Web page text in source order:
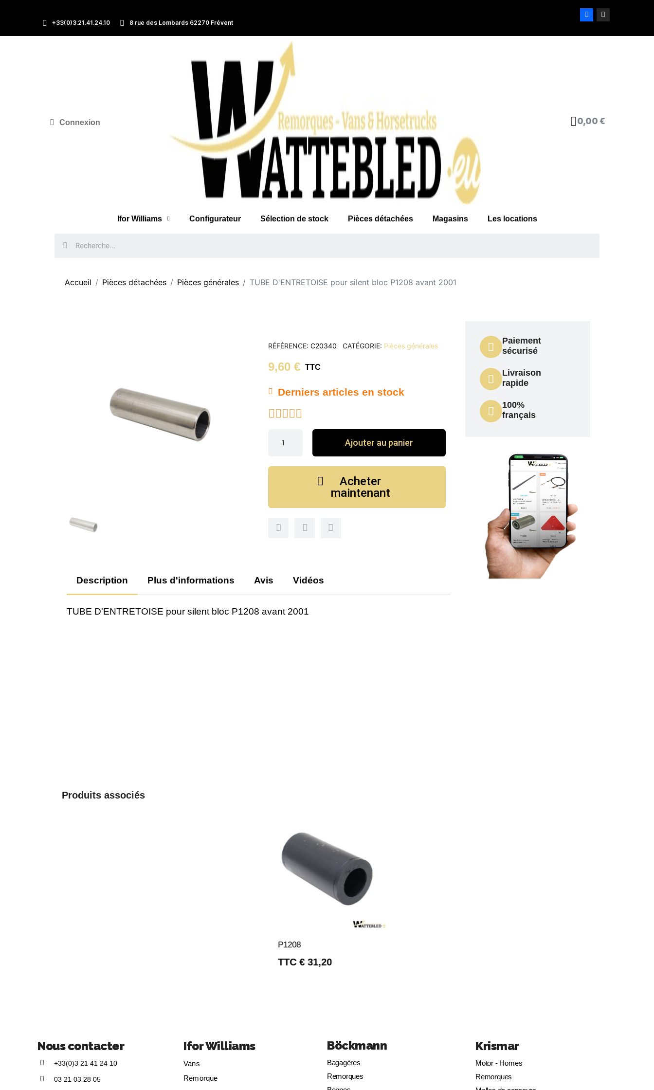
+33(0)3.21.41.24.10 8 rue des Lombards 62270 Frévent
Connexion 0,00 €
Ifor Williams Configurateur Sélection de stock Pièces détachées Magasins Les locations
Accueil Pièces détachées Pièces générales TUBE D'ENTRETOISE pour silent bloc P1208 avant 2001
RÉFÉRENCE C20340 CATÉGORIE Pièces générales
9,60 € TTC
Derniers articles en stock

Ajouter au panier
Acheter
maintenant
Description Plus d'informations Avis Vidéos
TUBE D'ENTRETOISE pour silent bloc P1208 avant 2001
Paiement
sécurisé
Livraison
rapide
100%
français
Produits associés
P1208
31,20 €
TTC
Nous contacter
+33(0)3 21 41 24 10
03 21 03 28 05
Ifor Williams
Vans
Remorque
Böckmann
Bagagères
Remorques
Krismar
Motor - Homes
Remorques